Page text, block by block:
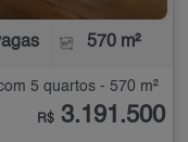
570 m²
5 quartos - 570 m²
R$ 3.191.500